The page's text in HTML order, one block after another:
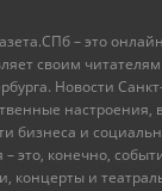
– это
своим
Новости
настроения,
бизнеса и
это, конечно,
концерты и